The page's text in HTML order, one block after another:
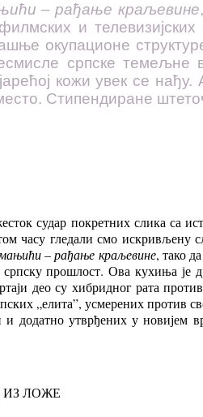
– рађање краљевине,
и
окупационе
српске темељне
кожи увек се нађу.
Стипендиране
судар покретних слика са
часу гледали смо искривљену
– рађање краљевине, тако
прошлост. Ова кухиња је
део су хибридног рата
„елита”, усмерених против
и додатно утврђених у новијем
ЛОЖЕ